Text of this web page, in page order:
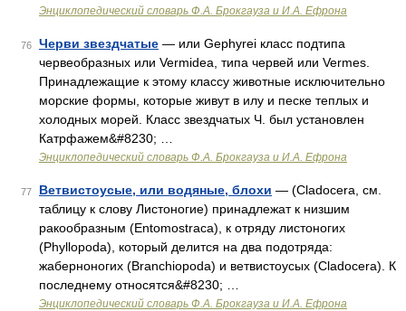
Энциклопедический словарь Ф.А. Брокгауза и И.А. Ефрона
76 Черви звездчатые — или Gephyrei класс подтипа
червеобразных или Vermidea, типа червей или Vermes.
Принадлежащие к этому классу животные исключительно
морские формы, которые живут в илу и песке теплых и
холодных морей. Класс звездчатых Ч. был установлен
Катрфажем&#8230; …
Энциклопедический словарь Ф.А. Брокгауза и И.А. Ефрона
77 Ветвистоусые, или водяные, блохи — (Cladocera, см.
таблицу к слову Листоногие) принадлежат к низшим
ракообразным (Entomostraca), к отряду листоногих
(Phyllopoda), который делится на два подотряда:
жаберноногих (Branchiopoda) и ветвистоусых (Cladocera). К
последнему относятся&#8230; …
Энциклопедический словарь Ф.А. Брокгауза и И.А. Ефрона